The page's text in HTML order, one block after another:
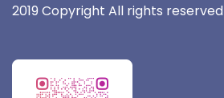
2019 Copyright All rights reserved